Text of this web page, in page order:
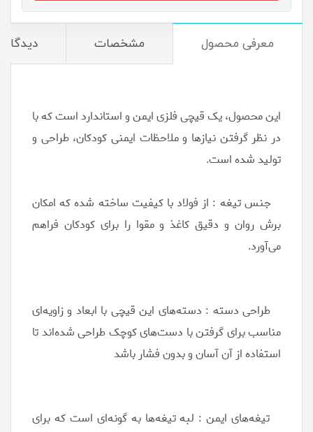
معرفی محصول مشخصات
این محصول، یک قیچی فلزی ایمن و استاندارد است که با
در نظر گرفتن نیازها و ملاحظات ایمنی کودکان، طراحی و
تولید شده است.
جنس تیغه : از فولاد با کیفیت ساخته شده‌ که امکان
برش روان و دقیق کاغذ و مقوا را برای کودکان فراهم
می‌آورد.
طراحی دسته : دسته‌های این قیچی با ابعاد و زاویه‌ای
مناسب برای گرفتن با دست‌های کوچک طراحی شده‌اند تا
استفاده از آن آسان و بدون فشار باشد
تیغه‌های ایمن : لبه تیغه‌ها به گونه‌ای است که برای